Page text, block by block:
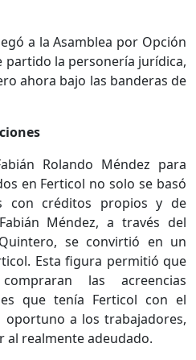
a la Asamblea por Opción
partido la personería jurídica,
ahora bajo las banderas de
Rolando Méndez para
en Ferticol no solo se basó
con créditos propios y de
Méndez, a través del
se convirtió en un
Esta figura permitió que
las acreencias
que tenía Ferticol con el
a los trabajadores,
realmente adeudado.